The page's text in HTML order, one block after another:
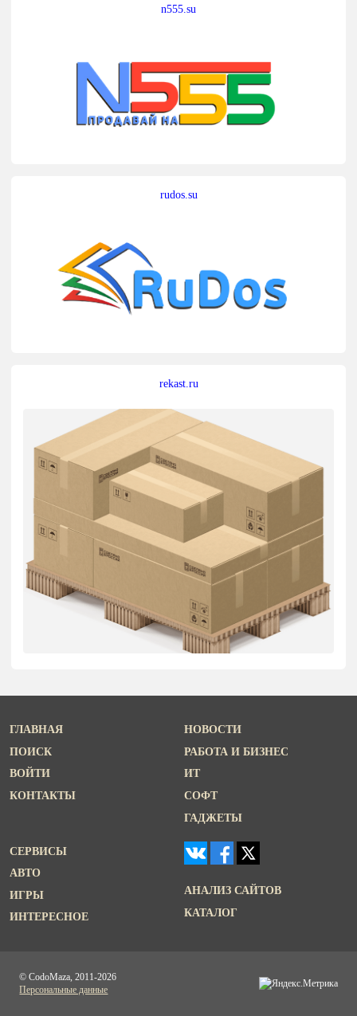
n555.su
rudos.su
rekast.ru
ГЛАВНАЯ
ПОИСК
ВОЙТИ
КОНТАКТЫ
НОВОСТИ
РАБОТА И БИЗНЕС
ИТ
СОФТ
ГАДЖЕТЫ
СЕРВИСЫ
АВТО
ИГРЫ
ИНТЕРЕСНОЕ
АНАЛИЗ САЙТОВ
КАТАЛОГ
© CodoMaza, 2011-2026
Персональные данные